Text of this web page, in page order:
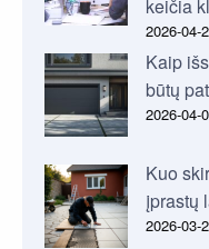
keičia
2026-04-
Kaip
būtų
2026-04-
Kuo
įprastų
2026-03-